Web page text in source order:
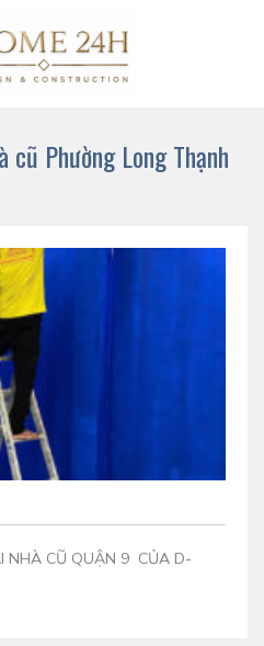
cũ Phường Long Thạnh
NHÀ CŨ QUẬN 9 CỦA D-